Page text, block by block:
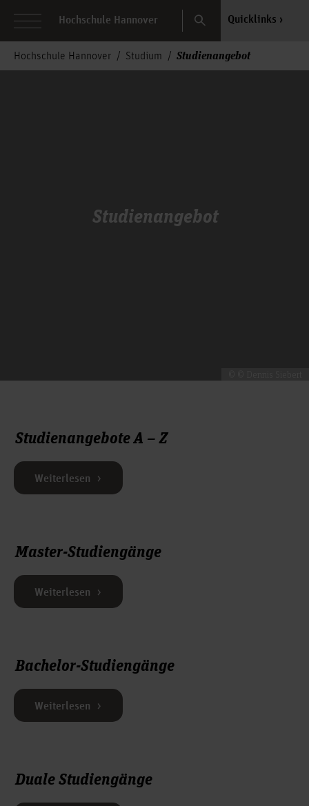
Hochschule Hannover Search Quicklinks
Hochschule Hannover Studium Studienangebot
Studienangebot
Studienangebote A – Z
Weiterlesen
Master-Studiengänge
Weiterlesen
Bachelor-Studiengänge
Weiterlesen
Duale Studiengänge